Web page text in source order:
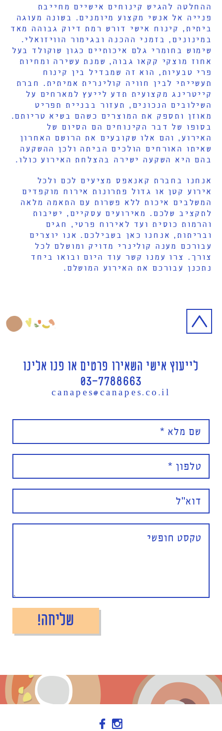
ההחלטה להגיש קינוחים אישיים מחייבת
פנייה אל אנשי מקצוע מיומנים. בשונה מעוגה
ביתית, קינוח אישי דורש רמת דיוק גבוהה מאד
במינונים, בזמני ההכנה ובגימור הוויזואלי.
שימוש בחומרי גלם איכותיים כגון שוקולד בעל
אחוז מוצקי קקאו גבוה, שמנת עשירה ומחיות
פרי טבעיות, הוא זה שמבדיל בין קינוח
תעשייתי לבין חוויה קולינרית אמיתית. חברת
קייטרינג מקצועית תדע לייעץ למארחים על
השילובים הנכונים, תעזור בבניית תפריט
מאוזן ותספק את המוצרים כשהם בשיא טריותם.
בסופו של דבר הקינוחים הם הסיום של
האירוע, והם אלו שקובעים את הרושם האחרון
שאיתו האורחים הולכים הביתה ולכן ההשקעה
בהם היא השקעה ישירה בהצלחת האירוע כולו.
אנחנו בחברת קאנאפס מציעים לכם ולכל
אירוע קטן או גדול פתרונות אירוח מוקפדים
המשלבים איכות ללא פשרות עם התאמה מלאה
לתקציב שלכם. מאירועים עסקיים, ישיבות
והרמות כוסית ועד לאירוח פרטי, חגים
ובריתות, אנחנו כאן בשבילכם. אנו יוצרים
עבורכם מענה קולינרי מדויק ומושלם לכל
צורך. צרו עמנו קשר עוד היום ובואו ביחד
נתכנן עבורכם את האירוע המושלם.
לייעוץ אישי השאירו פרטים או פנו אלינו
03-7788663
canapes@canapes.co.il